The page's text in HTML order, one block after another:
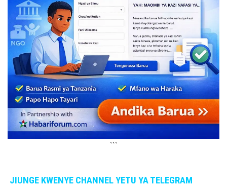
```
JIUNGE KWENYE CHANNEL YETU YA TELEGRAM